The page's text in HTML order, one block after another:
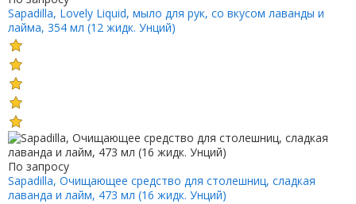
Sapadilla, Lovely Liquid, мыло для рук, со вкусом лаванды и
лайма, 354 мл (12 жидк. Унций)
По запросу
Sapadilla, Очищающее средство для столешниц, сладкая
лаванда и лайм, 473 мл (16 жидк. Унций)